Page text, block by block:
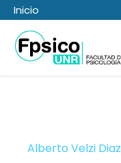
Inicio
Alberto Velzi Diaz